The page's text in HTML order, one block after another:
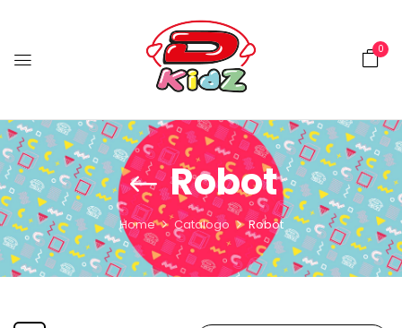
0
Robot
Home Catalogo Robot